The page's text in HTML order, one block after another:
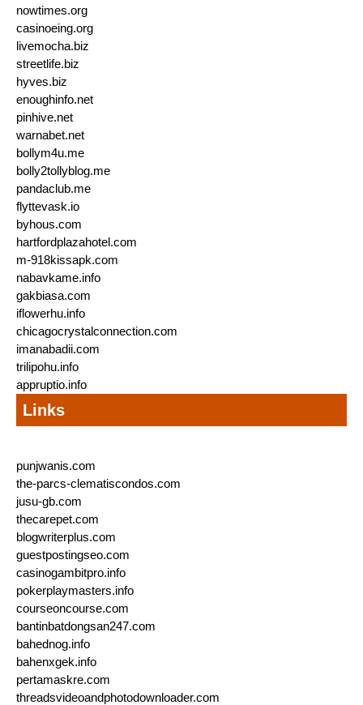
nowtimes.org
casinoeing.org
livemocha.biz
streetlife.biz
hyves.biz
enoughinfo.net
pinhive.net
warnabet.net
bollym4u.me
bolly2tollyblog.me
pandaclub.me
flyttevask.io
byhous.com
hartfordplazahotel.com
m-918kissapk.com
nabavkame.info
gakbiasa.com
iflowerhu.info
chicagocrystalconnection.com
imanabadii.com
trilipohu.info
appruptio.info
Links
punjwanis.com
the-parcs-clematiscondos.com
jusu-gb.com
thecarepet.com
blogwriterplus.com
guestpostingseo.com
casinogambitpro.info
pokerplaymasters.info
courseoncourse.com
bantinbatdongsan247.com
bahednog.info
bahenxgek.info
pertamaskre.com
threadsvideoandphotodownloader.com